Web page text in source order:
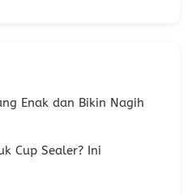
Enak dan Bikin Nagih
Cup Sealer? Ini